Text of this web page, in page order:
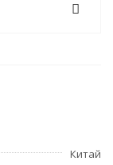
Китай